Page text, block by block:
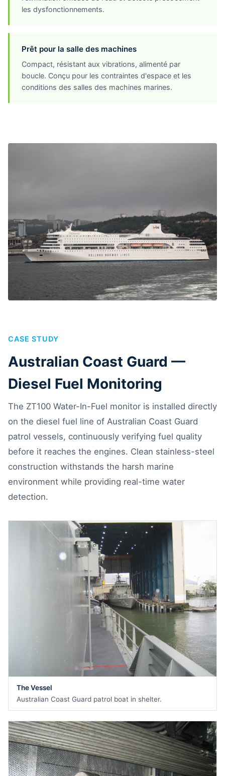
les dysfonctionnements.
Prêt pour la salle des machines
Compact, résistant aux vibrations, alimenté par
boucle. Conçu pour les contraintes d'espace et les
conditions des salles des machines marines.
CASE STUDY
Australian Coast Guard —
Diesel Fuel Monitoring
The ZT100 Water-In-Fuel monitor is installed directly
on the diesel fuel line of Australian Coast Guard
patrol vessels, continuously verifying fuel quality
before it reaches the engines. Clean stainless-steel
construction withstands the harsh marine
environment while providing real-time water
detection.
The Vessel
Australian Coast Guard patrol boat in shelter.